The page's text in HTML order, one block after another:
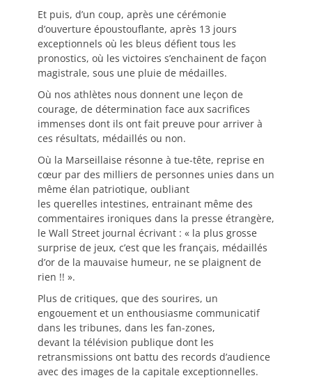
Et puis, d’un coup, après une cérémonie
d’ouverture époustouflante, après 13 jours
exceptionnels où les bleus défient tous les
pronostics, où les victoires s’enchainent de façon
magistrale, sous une pluie de médailles.
Où nos athlètes nous donnent une leçon de
courage, de détermination face aux sacrifices
immenses dont ils ont fait preuve pour arriver à
ces résultats, médaillés ou non.
Où la Marseillaise résonne à tue-tête, reprise en
cœur par des milliers de personnes unies dans un
même élan patriotique, oubliant
les querelles intestines, entrainant même des
commentaires ironiques dans la presse étrangère,
le Wall Street journal écrivant : « la plus grosse
surprise de jeux, c’est que les français, médaillés
d’or de la mauvaise humeur, ne se plaignent de
rien !! ».
Plus de critiques, que des sourires, un
engouement et un enthousiasme communicatif
dans les tribunes, dans les fan-zones,
devant la télévision publique dont les
retransmissions ont battu des records d’audience
avec des images de la capitale exceptionnelles.